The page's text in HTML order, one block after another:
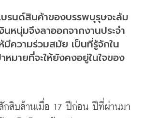
บรนด์สินค้าของบรรพบุรุษจะล้ม
นหนุ่มจึงลาออกจากงานประจำ
มีความร่วมสมัย เป็นที่รู้จักใน
หมายที่จะให้ยังคงอยู่ในใจของ
สิบล้านเมื่อ 17 ปีก่อน ปีที่ผ่านมา